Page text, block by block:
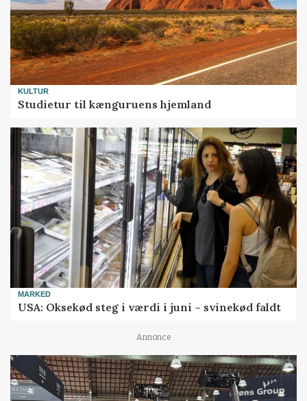
KULTUR
Studietur til kænguruens hjemland
MARKED
USA: Oksekød steg i værdi i juni – svinekød faldt
Annonce